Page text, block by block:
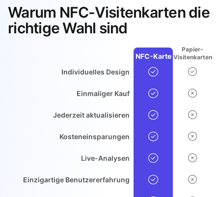
Warum NFC-Visitenkarten die
richtige Wahl sind
NFC-Karte
Papier-
Visitenkarten
Individuelles Design
Einmaliger Kauf
Jederzeit aktualisieren
Kosteneinsparungen
Live-Analysen
Einzigartige Benutzererfahrung